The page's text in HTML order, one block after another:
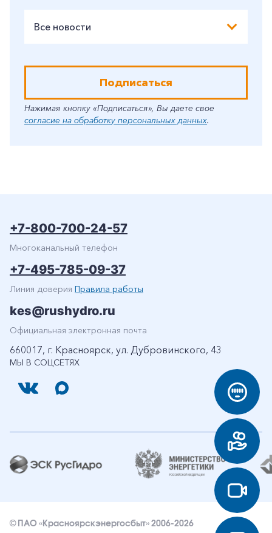
Все новости
Подписаться
Нажимая кнопку «Подписаться», Вы даете свое
согласие на обработку персональных данных.
МЫ В СОЦСЕТЯХ
+7-800-700-24-57
Многоканальный телефон
+7-495-785-09-37
Линия доверия Правила работы
kes@rushydro.ru
Официальная электронная почта
660017, г. Красноярск, ул. Дубровинского, 43
© ПАО «Красноярскэнергосбыт» 2006-2026